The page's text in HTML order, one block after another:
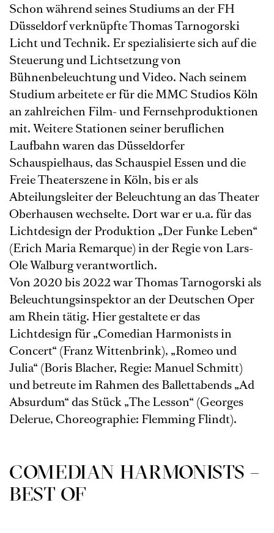
Schon während seines Studiums an der FH
Düsseldorf verknüpfte Thomas Tarnogorski
Licht und Technik. Er spezialisierte sich auf die
Steuerung und Lichtsetzung von
Bühnenbeleuchtung und Video. Nach seinem
Studium arbeitete er für die MMC Studios Köln
an zahlreichen Film- und Fernsehproduktionen
mit. Weitere Stationen seiner beruflichen
Laufbahn waren das Düsseldorfer
Schauspielhaus, das Schauspiel Essen und die
Freie Theaterszene in Köln, bis er als
Abteilungsleiter der Beleuchtung an das Theater
Oberhausen wechselte. Dort war er u.a. für das
Lichtdesign der Produktion „Der Funke Leben“
(Erich Maria Remarque) in der Regie von Lars-
Ole Walburg verantwortlich.
Von 2020 bis 2022 war Thomas Tarnogorski als
Beleuchtungsinspektor an der Deutschen Oper
am Rhein tätig. Hier gestaltete er das
Lichtdesign für „Comedian Harmonists in
Concert“ (Franz Wittenbrink), „Romeo und
Julia“ (Boris Blacher, Regie: Manuel Schmitt)
und betreute im Rahmen des Ballettabends „Ad
Absurdum“ das Stück „The Lesson“ (Georges
Delerue, Choreographie: Flemming Flindt).
COME­DIAN HARMO­NISTS –
BEST OF